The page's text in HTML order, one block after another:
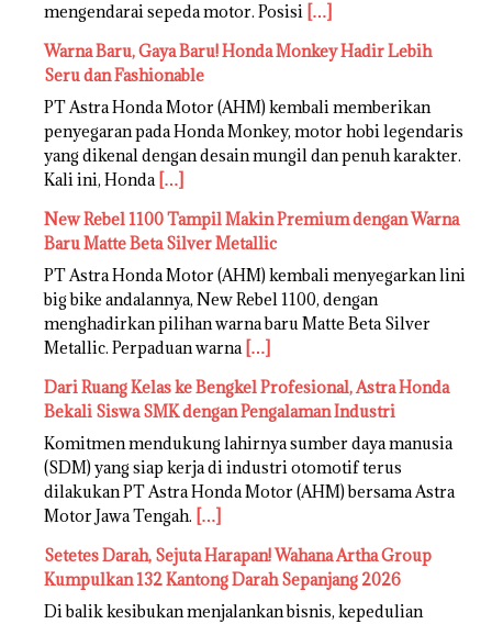
mengendarai sepeda motor. Posisi […]
Warna Baru, Gaya Baru! Honda Monkey Hadir Lebih
Seru dan Fashionable
PT Astra Honda Motor (AHM) kembali memberikan
penyegaran pada Honda Monkey, motor hobi legendaris
yang dikenal dengan desain mungil dan penuh karakter.
Kali ini, Honda […]
New Rebel 1100 Tampil Makin Premium dengan Warna
Baru Matte Beta Silver Metallic
PT Astra Honda Motor (AHM) kembali menyegarkan lini
big bike andalannya, New Rebel 1100, dengan
menghadirkan pilihan warna baru Matte Beta Silver
Metallic. Perpaduan warna […]
Dari Ruang Kelas ke Bengkel Profesional, Astra Honda
Bekali Siswa SMK dengan Pengalaman Industri
Komitmen mendukung lahirnya sumber daya manusia
(SDM) yang siap kerja di industri otomotif terus
dilakukan PT Astra Honda Motor (AHM) bersama Astra
Motor Jawa Tengah. […]
Setetes Darah, Sejuta Harapan! Wahana Artha Group
Kumpulkan 132 Kantong Darah Sepanjang 2026
Di balik kesibukan menjalankan bisnis, kepedulian